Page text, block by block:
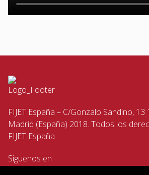
FIJET España – C/Gonzalo Sandino, 13
Madrid (España) 2018. Todos los
FIJET España
Siguenos en